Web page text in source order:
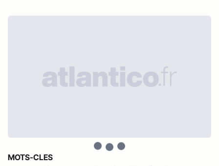
MOTS-CLES